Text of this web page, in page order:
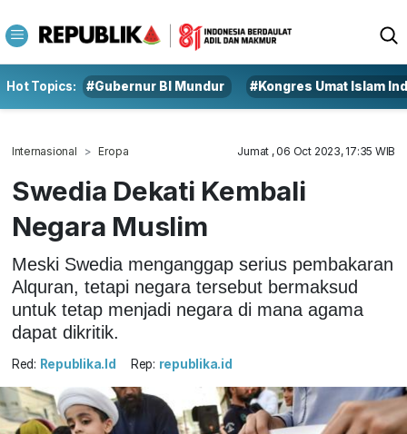
Hot Topics: #Gubernur BI Mundur #Kongres Umat Islam
Internasional Eropa Jumat , 06 Oct 2023, 17:35 WIB
Swedia Dekati Kembali
Negara Muslim
Meski Swedia menganggap serius pembakaran
Alquran, tetapi negara tersebut bermaksud
untuk tetap menjadi negara di mana agama
dapat dikritik.
Red: Republika.id Rep: republika.id